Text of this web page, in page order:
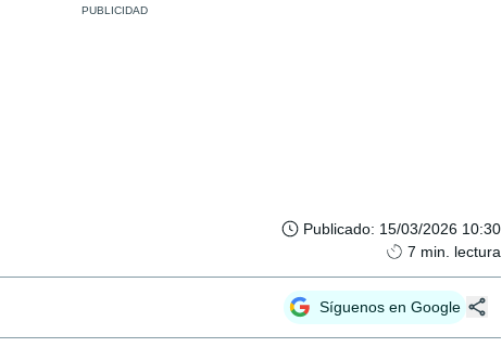
Publicado: 15/03/2026 10:30
7 min. lectura
Síguenos en Google